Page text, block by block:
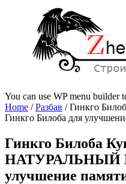
You can use WP menu builder
Home /Разбав /Гинкго
Гинкго Билоба для
Гинкго Билоба
НАТУРАЛЬНЫЙ
улучшение